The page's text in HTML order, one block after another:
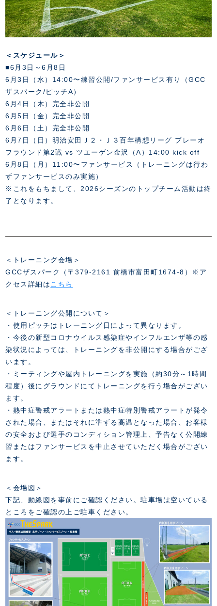
お問い合わせ
アカデミー概要
U-18
U-15
Ladies U-18
Ladies U-15
スタッフ
SCHOOL
スクール概要
スタッフ
各校紹介・アクセス
スクール会員規約
ニュース
施設紹介
店舗エリアガイド
アクセス
Thesparkについて
お問い合わせ
＜スケジュール＞
■6月3日～6月8日
6月3日（水）14:00〜練習公開/ファンサービス有り（GCC
ザスパーク/ピッチA）
6月4日（木）完全非公開
6月5日（金）完全非公開
6月6日（土）完全非公開
6月7日（日）明治安田Ｊ２・Ｊ３百年構想リーグ プレーオ
フラウンド第2戦 vs ツエーゲン金沢（A）14:00 kick off
6月8日（月）11:00〜ファンサービス（トレーニングは行わ
ずファンサービスのみ実施）
※これをもちまして、2026シーズンのトップチーム活動は終
了となります。
＜トレーニング会場＞
GCCザスパーク（〒379-2161 前橋市富田町1674-8）※ア
クセス詳細はこちら
＜トレーニング公開について＞
・使用ピッチはトレーニング日によって異なります。
・今後の新型コロナウイルス感染症やインフルエンザ等の感
染状況によっては、トレーニングを非公開にする場合がござ
います。
・ミーティングや屋内トレーニングを実施（約30分～1時間
程度）後にグラウンドにてトレーニングを行う場合がござい
ます。
・熱中症警戒アラートまたは熱中症特別警戒アラートが発令
された場合、またはそれに準ずる高温となった場合、お客様
の安全および選手のコンディション管理上、予告なく公開練
習またはファンサービスを中止させていただく場合がござい
ます。
＜会場図＞
下記、動線図を事前にご確認ください。駐車場は空いている
ところをご確認の上ご駐車ください。